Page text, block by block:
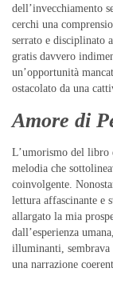
dell’invecchiamento
cerchi una
serrato e disciplinato
gratis davvero
un’opportunità
ostacolato da una
Amore di
L’umorismo del libro
melodia che
coinvolgente.
lettura affascinante e
allargato la mia
dall’esperienza
illuminanti, sembrava
una narrazione